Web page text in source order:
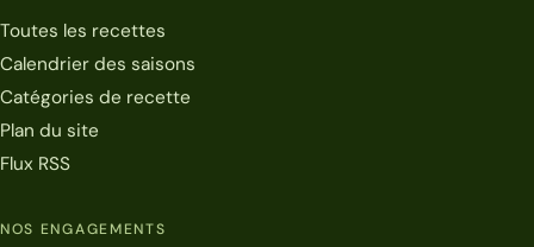
Toutes les recettes
Calendrier des saisons
Catégories de recette
Plan du site
Flux RSS
NOS ENGAGEMENTS